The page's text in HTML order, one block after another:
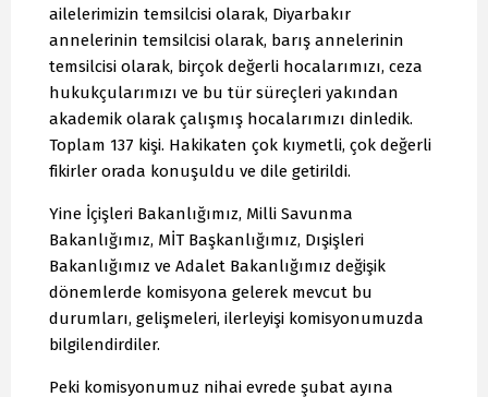
ailelerimizin temsilcisi olarak, Diyarbakır
annelerinin temsilcisi olarak, barış annelerinin
temsilcisi olarak, birçok değerli hocalarımızı, ceza
hukukçularımızı ve bu tür süreçleri yakından
akademik olarak çalışmış hocalarımızı dinledik.
Toplam 137 kişi. Hakikaten çok kıymetli, çok değerli
fikirler orada konuşuldu ve dile getirildi.
Yine İçişleri Bakanlığımız, Milli Savunma
Bakanlığımız, MİT Başkanlığımız, Dışişleri
Bakanlığımız ve Adalet Bakanlığımız değişik
dönemlerde komisyona gelerek mevcut bu
durumları, gelişmeleri, ilerleyişi komisyonumuzda
bilgilendirdiler.
Peki komisyonumuz nihai evrede şubat ayına